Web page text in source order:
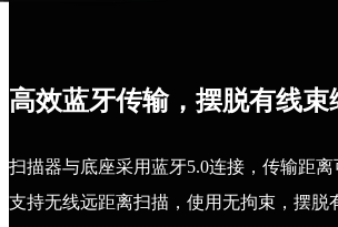
高效蓝牙传输，摆脱有线束
扫描器与底座采用蓝牙5.0连接，传输距离
支持无线远距离扫描，使用无拘束，摆脱